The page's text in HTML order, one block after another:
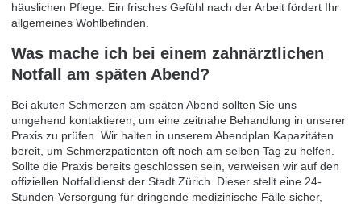
häuslichen Pflege. Ein frisches Gefühl nach der Arbeit fördert Ihr
allgemeines Wohlbefinden.
Was mache ich bei einem zahnärztlichen
Notfall am späten Abend?
Bei akuten Schmerzen am späten Abend sollten Sie uns
umgehend kontaktieren, um eine zeitnahe Behandlung in unserer
Praxis zu prüfen. Wir halten in unserem Abendplan Kapazitäten
bereit, um Schmerzpatienten oft noch am selben Tag zu helfen.
Sollte die Praxis bereits geschlossen sein, verweisen wir auf den
offiziellen Notfalldienst der Stadt Zürich. Dieser stellt eine 24-
Stunden-Versorgung für dringende medizinische Fälle sicher,